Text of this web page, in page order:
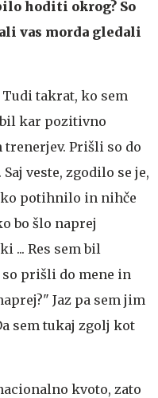
hoditi okrog? So
vas morda gledali
takrat, ko sem
kar pozitivno
trenerjev. Prišli so do
veste, zgodilo se je,
potihnilo in nihče
bo šlo naprej
... Res sem bil
prišli do mene in
Jaz pa sem jim
sem tukaj zgolj kot
kvoto, zato